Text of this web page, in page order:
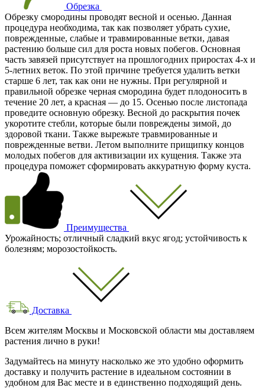
Обрезка
Обрезку смородины проводят весной и осенью. Данная
процедура необходима, так как позволяет убрать сухие,
поврежденные, слабые и травмированные ветки, давая
растению больше сил для роста новых побегов. Основная
часть завязей присутствует на прошлогодних приростах 4-х и
5-летних веток. По этой причине требуется удалить ветки
старше 6 лет, так как они не нужны. При регулярной и
правильной обрезке черная смородина будет плодоносить в
течение 20 лет, а красная — до 15. Осенью после листопада
проведите основную обрезку. Весной до раскрытия почек
укоротите стебли, которые были повреждены зимой, до
здоровой ткани. Также вырежьте травмированные и
поврежденные ветви. Летом выполните прищипку концов
молодых побегов для активизации их кущения. Также эта
процедура поможет сформировать аккуратную форму куста.
Преимущества
Урожайность; отличный сладкий вкус ягод; устойчивость к
болезням; морозостойкость.
Доставка
Всем жителям Москвы и Московской области мы доставляем
растения лично в руки!
Задумайтесь на минуту насколько же это удобно оформить
доставку и получить растение в идеальном состоянии в
удобном для Вас месте и в единственно подходящий день.